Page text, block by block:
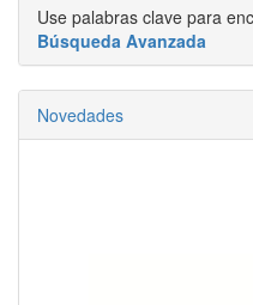
Use palabras clave para
Búsqueda Avanzada
Novedades